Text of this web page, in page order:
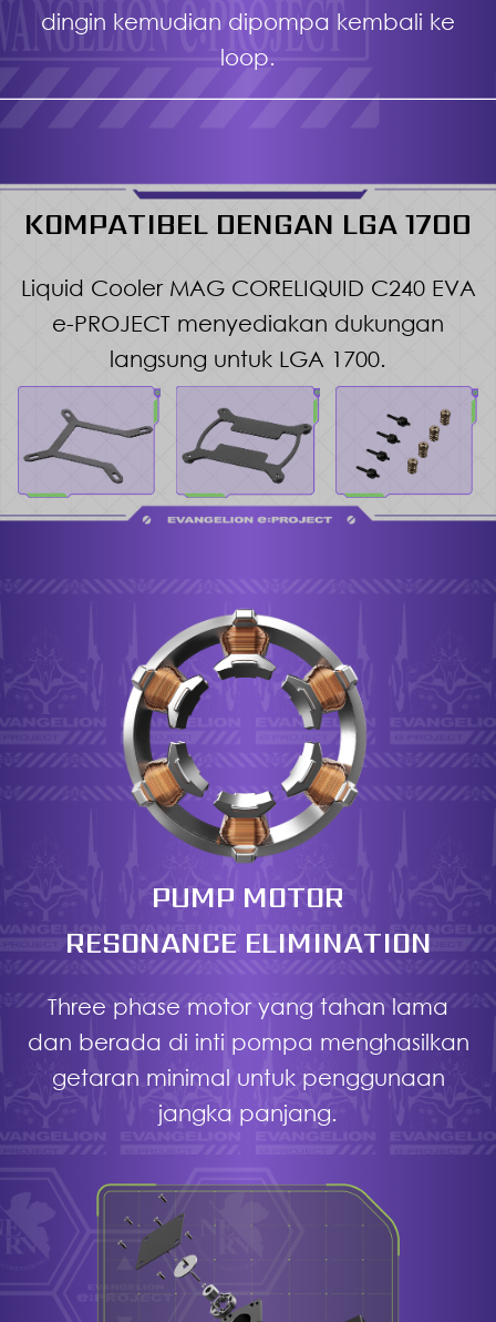
dingin kemudian dipompa kembali ke
loop.
KOMPATIBEL DENGAN LGA 1700
Liquid Cooler MAG CORELIQUID C240 EVA
e-PROJECT menyediakan dukungan
langsung untuk LGA 1700.
PUMP MOTOR
RESONANCE ELIMINATION
Three phase motor yang tahan lama
dan berada di inti pompa menghasilkan
getaran minimal untuk penggunaan
jangka panjang.